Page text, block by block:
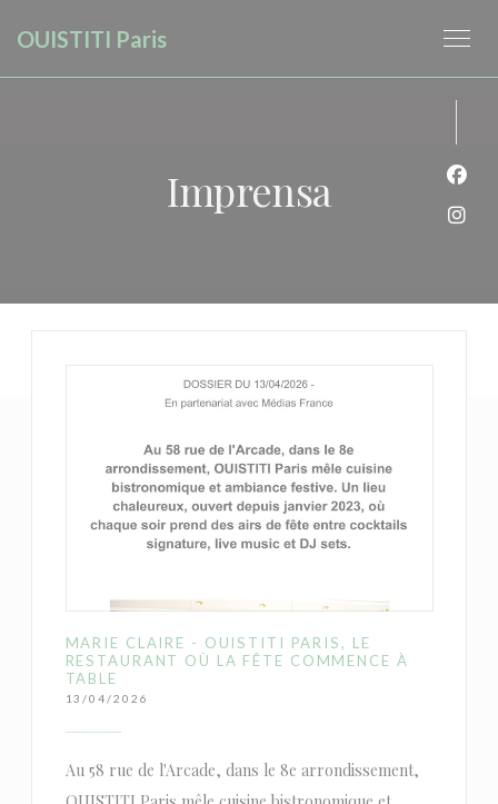
OUISTITI Paris
Imprensa
MARIE CLAIRE - OUISTITI PARIS, LE
RESTAURANT OÙ LA FÊTE COMMENCE À
TABLE
13/04/2026
Au 58 rue de l'Arcade, dans le 8e arrondissement,